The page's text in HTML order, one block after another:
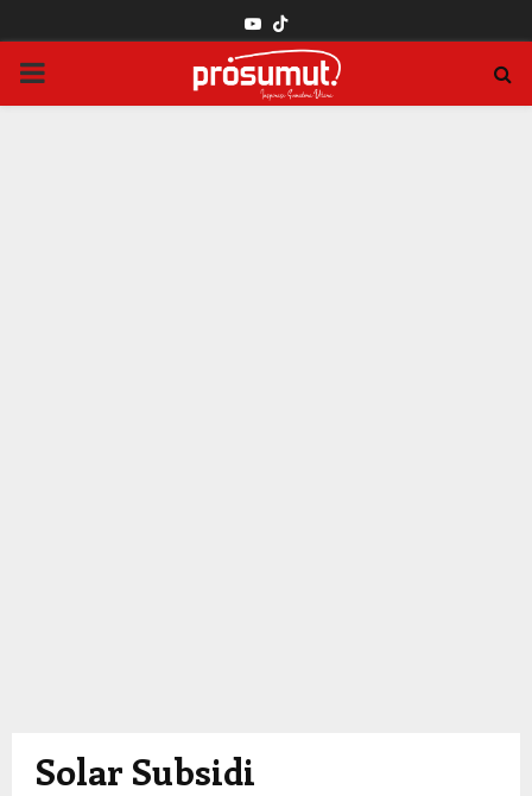
YOUTUBE
PRIMARY
Solar Subsidi